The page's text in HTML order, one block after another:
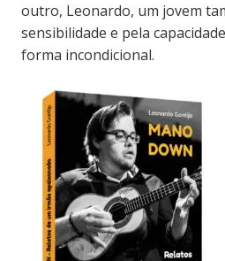
outro, Leonardo, um jovem
sensibilidade e pela
forma incondicional.